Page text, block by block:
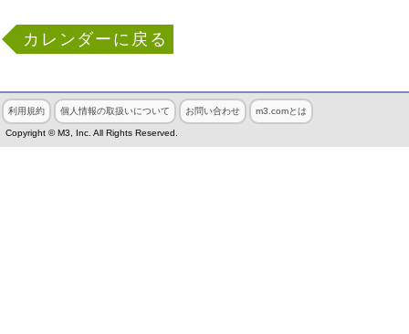
カレンダーに戻る
利用規約 個人情報の取扱いについて お問い合わせ m3.comとは
Copyright © M3, Inc. All Rights Reserved.